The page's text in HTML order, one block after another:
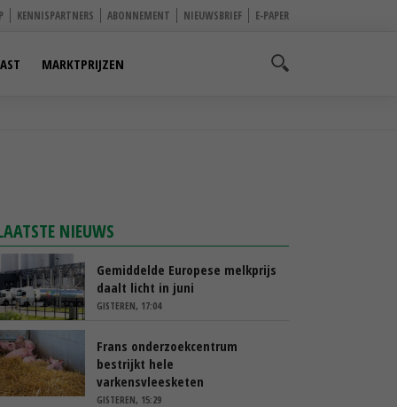
KENNISPARTNERS ABONNEMENT NIEUWSBRIEF E-PAPER
MARKTPRIJZEN
NIEUWS
Gemiddelde Europese melkprijs
daalt licht in juni
GISTEREN, 17:04
Frans onderzoekcentrum
bestrijkt hele
varkensvleesketen
GISTEREN, 15:29